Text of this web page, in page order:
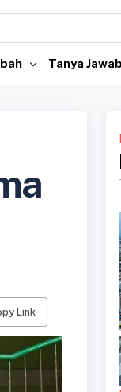
Tanya
Link